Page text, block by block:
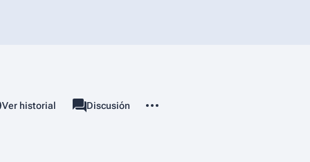
Ver historial associated-pages
Página
Discusión